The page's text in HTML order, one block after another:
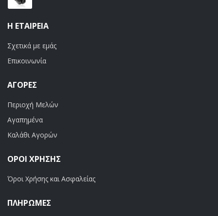
Η ΕΤΑΙΡΕΊΑ
Σχετικά με εμάς
Επικοινωνία
ΑΓΟΡΈΣ
Περιοχή Μελών
Αγαπημένα
Καλάθι Αγορών
ΟΡΟΙ ΧΡΗΣΗΣ
Όροι Χρήσης και Ασφαλείας
ΠΛΗΡΩΜΕΣ